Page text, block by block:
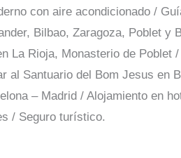
con aire acondicionado /
Bilbao, Zaragoza, Poblet
La Rioja, Monasterio de
al Santuario del Bom Jesus en
– Madrid / Alojamiento en
/ Seguro turístico.